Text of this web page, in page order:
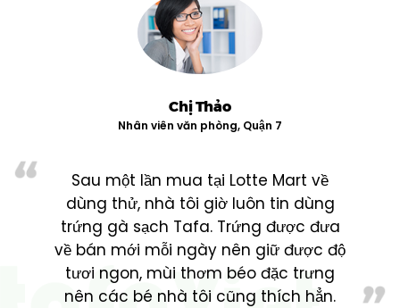
Chị Thảo
Nhân viên văn phòng, Quận 7
Sau một lần mua tại Lotte Mart về
dùng thử, nhà tôi giờ luôn tin dùng
trứng gà sạch Tafa. Trứng được đưa
về bán mới mỗi ngày nên giữ được độ
tươi ngon, mùi thơm béo đặc trưng
nên các bé nhà tôi cũng thích hẳn.